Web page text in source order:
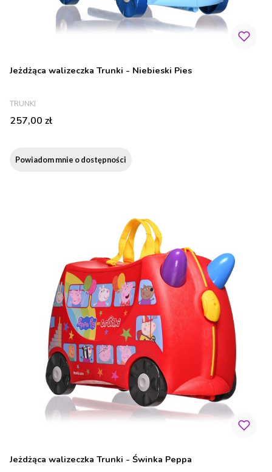
Jeżdżąca walizeczka Trunki - Niebieski Pies
PRODUCENT
TRUNKI
Cena
257,00 zł
Powiadom mnie o dostępności
Jeżdżąca walizeczka Trunki - Świnka Peppa